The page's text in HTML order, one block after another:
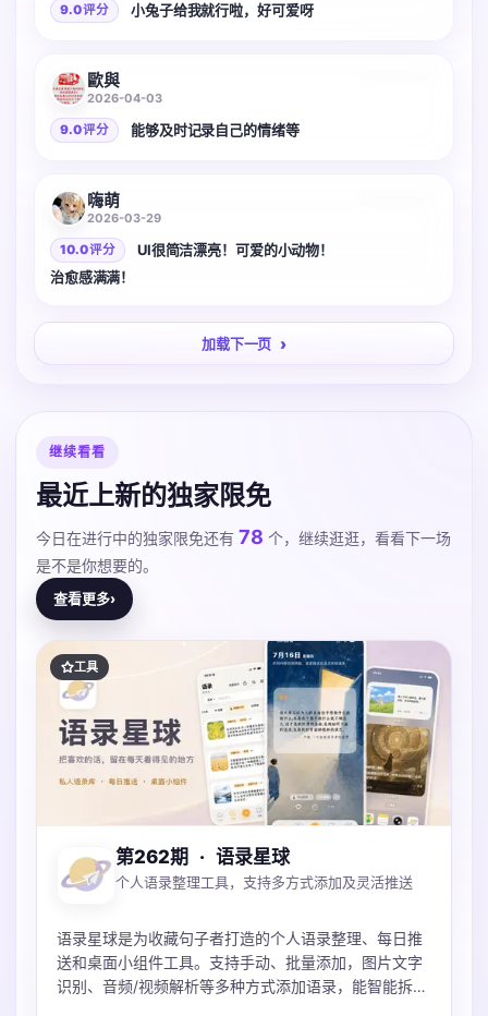
9.0 评分 小兔子给我就行啦，好可爱呀
歐與
2026-04-03
9.0 评分 能够及时记录自己的情绪等
嗨萌
2026-03-29
10.0 评分
UI很简洁漂亮！可爱的小动物！
治愈感满满！
加载下一页
继续看看
最近上新的独家限免
今日在进行中的独家限免还有 78 个，继续逛逛，看看下一场
是不是你想要的。
查看更多›
工具
第262期 · 语录星球
个人语录整理工具，支持多方式添加及灵活推送
语录星球是为收藏句子者打造的个人语录整理、每日推
送和桌面小组件工具。支持手动、批量添加，图片文字
识别、音频/视频解析等多种方式添加语录，能智能拆分